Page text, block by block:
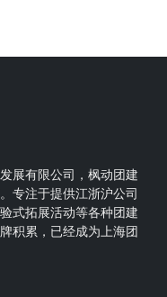
展有限公司，枫动团建
专注于提供江浙沪公司
式拓展活动等各种团建
积累，已经成为上海团